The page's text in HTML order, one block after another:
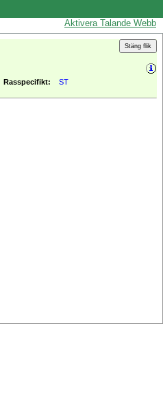
Aktivera Talande Webb
Rasspecifikt:
ST